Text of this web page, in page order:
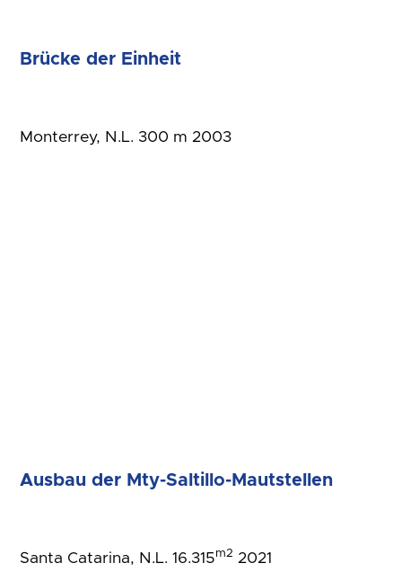
Brücke der Einheit
Monterrey, N.L. 300 m 2003
Ausbau der Mty-Saltillo-Mautstellen
Santa Catarina, N.L. 16.315m2 2021